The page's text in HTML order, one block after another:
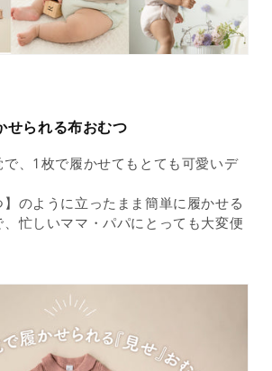
せられる布おむつ
、1枚で履かせてもとても可愛いデ
】のように立ったまま簡単に履かせる
忙しいママ・パパにとっても大変便